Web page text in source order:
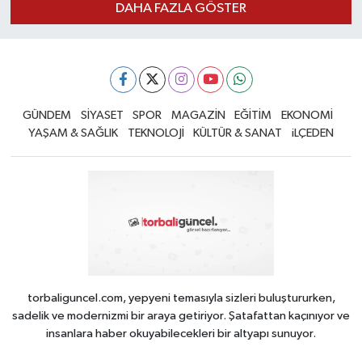
DAHA FAZLA GÖSTER
GÜNDEM SİYASET SPOR MAGAZİN EĞİTİM
EKONOMİ
YAŞAM & SAĞLIK
TEKNOLOJİ KÜLTÜR & SANAT iLÇEDEN
torbaliguncel.com, yepyeni temasıyla sizleri buluştururken,
sadelik ve modernizmi bir araya getiriyor. Şatafattan kaçınıyor ve
insanlara haber okuyabilecekleri bir altyapı sunuyor.